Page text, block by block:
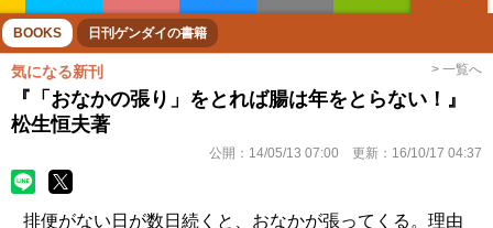
ボートレース 競輪 オートレース
BOOKS 日刊ゲンダイの書籍
気になる新刊 > 一覧へ
『「おなかの張り」をとれば腸は年をとらない！』
松生恒夫著
公開： 14/05/13 07:00 更新： 16/10/17 04:37
排便がない日が数日続くと、おなかが張ってくる。理由